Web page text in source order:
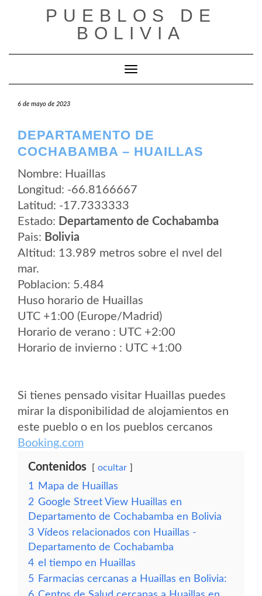
PUEBLOS DE
BOLIVIA
Cambiar modo de navegación
6 de mayo de 2023
DEPARTAMENTO DE
COCHABAMBA – HUAILLAS
Nombre: Huaillas
Longitud: -66.8166667
Latitud: -17.7333333
Estado: Departamento de Cochabamba
Pais: Bolivia
Altitud: 13.989 metros sobre el nvel del
mar.
Poblacion: 5.484
Huso horario de Huaillas
UTC +1:00 (Europe/Madrid)
Horario de verano : UTC +2:00
Horario de invierno : UTC +1:00
Si tienes pensado visitar Huaillas puedes
mirar la disponibilidad de alojamientos en
este pueblo o en los pueblos cercanos
Booking.com
Contenidos ocultar
1
Mapa de Huaillas
2 Google Street View Huaillas en
Departamento de Cochabamba en Bolivia
3 Vídeos relacionados con Huaillas -
Departamento de Cochabamba
4 el tiempo en Huaillas
5 Farmacias cercanas a Huaillas en Bolivia: